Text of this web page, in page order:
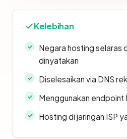
Kelebihan
Negara hosting selaras
dinyatakan
Diselesaikan via DNS
Menggunakan endpoint
Hosting di jaringan ISP